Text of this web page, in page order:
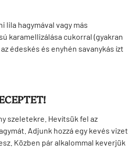
lila hagymával vagy más
karamellizálása cukorral (gyakran
édeskés és enyhén savanykás ízt
szeletekre. Hevítsük fel az
Adjunk hozzá egy kevés vizet
Közben pár alkalommal keverjük